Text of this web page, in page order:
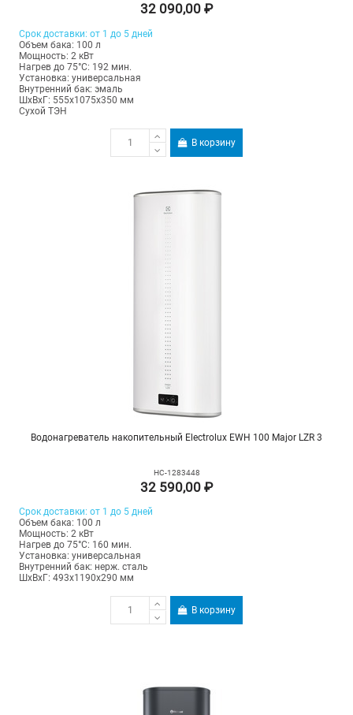
32 090,00 ₽
Срок доставки: от 1 до 5 дней
Объем бака: 100 л
Мощность: 2 кВт
Нагрев до 75°С: 192 мин.
Установка: универсальная
Внутренний бак: эмаль
ШхВхГ: 555х1075х350 мм
Сухой ТЭН
В корзину
Водонагреватель накопительный Electrolux EWH 100 Major LZR 3
НС-1283448
32 590,00 ₽
Срок доставки: от 1 до 5 дней
Объем бака: 100 л
Мощность: 2 кВт
Нагрев до 75°С: 160 мин.
Установка: универсальная
Внутренний бак: нерж. сталь
ШхВхГ: 493х1190х290 мм
В корзину